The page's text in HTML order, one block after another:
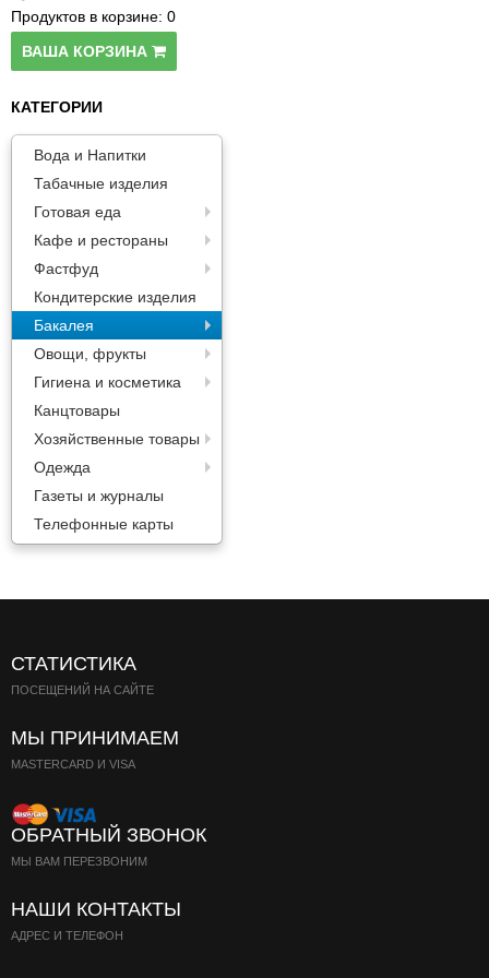
Продуктов в корзине: 0
ВАША КОРЗИНА
КАТЕГОРИИ
Вода и Напитки
Табачные изделия
Готовая еда
Кафе и рестораны
Фастфуд
Кондитерские изделия
Бакалея
Овощи, фрукты
Гигиена и косметика
Канцтовары
Хозяйственные товары
Одежда
Газеты и журналы
Телефонные карты
СТАТИСТИКА
ПОСЕЩЕНИЙ НА САЙТЕ
МЫ ПРИНИМАЕМ
MASTERCARD И VISA
ОБРАТНЫЙ ЗВОНОК
МЫ ВАМ ПЕРЕЗВОНИМ
НАШИ КОНТАКТЫ
АДРЕС И ТЕЛЕФОН
Паста